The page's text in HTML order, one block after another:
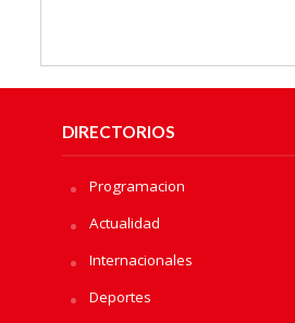
DIRECTORIOS
Programacion
Actualidad
Internacionales
Deportes